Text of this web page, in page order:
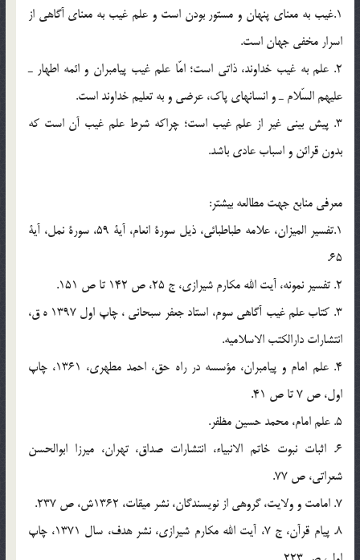
1.غيب به معناي پنهان و مستور بودن است و علم غيب به معناي آگاهي از
اسرار مخفي جهان است.
2. علم به غيب خداوند، ذاتي است؛ امّا علم غيب پيامبران و ائمه اطهار ـ
عليهم السّلام ـ و انسانهاي پاك، عرضي و به تعليم خداوند است.
3. پيش بيني غير از علم غيب است؛ چراكه شرط علم غيب آن است كه
بدون قرائن و اسباب عادي باشد.
معرفي منابع جهت مطالعه بيشتر:
1.تفسير الميزان، علامه طباطبائي، ذيل سورة انعام، آية 59، سورة نمل، آية
65.
2. تفسير نمونه، آيت الله مكارم شيرازي، ج 25، ص 142 تا ص 151.
3. كتاب علم غيب آگاهي سوم، استاد جعفر سبحاني ، چاپ اول 1397 ه ق،
انتشارات دارالكتب الاسلاميه.
4. علم امام و پيامبران، مؤسسه در راه حق، احمد مطهري، 1361، چاپ
اول، ص 7 تا ص 41.
5. علم امام، محمد حسين مظفر.
6. اثبات نبوت خاتم الانبياء، انتشارات صداق، تهران، ميرزا ابوالحسن
شعراتي، ص 77.
7. امامت و ولايت، گروهي از نويسندگان، نشر ميقات، 1362ش، ص 237.
8. پيام قرآن، ج 7، آيت الله مكارم شيرازي، نشر هدف، سال 1371، چاپ